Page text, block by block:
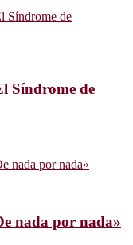
Síndrome de
nada por nada»